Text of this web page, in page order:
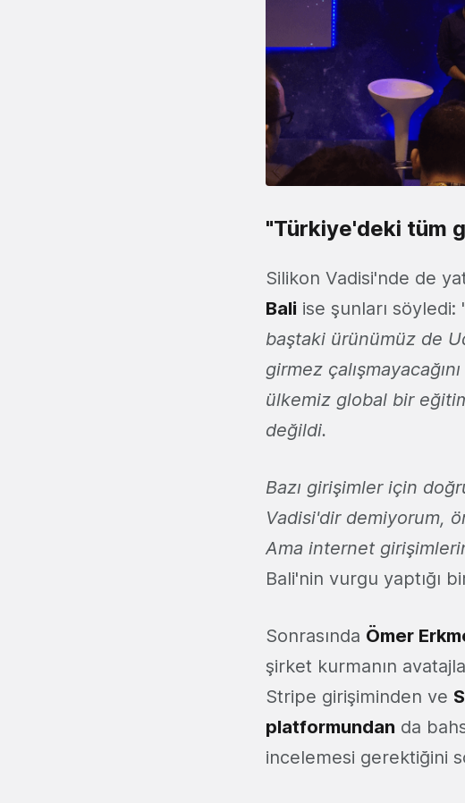
"Türkiye'deki tüm
Silikon Vadisi'nde de
Bali ise şunları söyledi:
baştaki ürünümüz de
girmez
ülkemiz global bir
değildi.
Bazı girişimler için
Vadisi'dir demiyorum,
Ama internet
Bali'nin vurgu yaptığı
Sonrasında Ömer
şirket kurmanın
Stripe girişiminden ve
platformundan da
incelemesi gerektiğini